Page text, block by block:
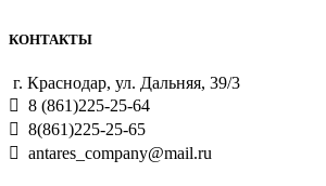
КОНТАКТЫ
г. Краснодар, ул. Дальняя, 39/3
8 (861)225-25-64
8(861)225-25-65
antares_company@mail.ru